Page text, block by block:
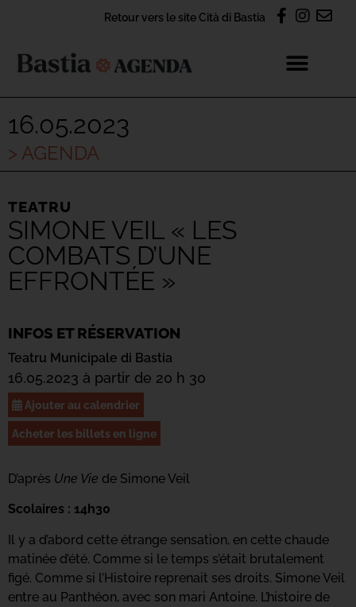
Retour vers le site Cità di Bastia
16.05.2023
> AGENDA
TEATRU
SIMONE VEIL « LES
COMBATS D’UNE
EFFRONTÉE »
INFOS ET RÉSERVATION
Teatru Municipale di Bastia
16.05.2023 à partir de 20 h 30
Ajouter au calendrier
Acheter les billets en ligne
D’après Une Vie de Simone Veil
Scolaires : 14h30
Il y a d’abord cette étrange sensation, en cette chaude
matinée d’été. Comme si le temps s’était brutalement
figé. Comme si l’Histoire reprenait ses droits. Simone Veil
entre au Panthéon, avec son mari Antoine. L’histoire de